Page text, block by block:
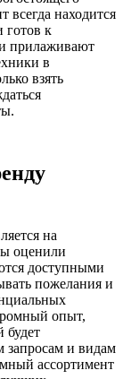
всегда находится
готов к
прилаживают
в
взять
на
оценили
доступными
пожелания и
опыт,
будет
запросам и видам
ассортимент